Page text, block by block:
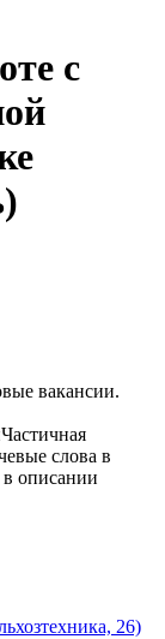
с
вакансии.
Частичная
слова в
описании
26)